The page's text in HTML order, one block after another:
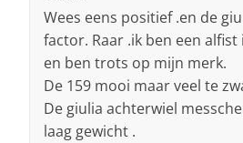
Wees eens positief .en de
factor. Raar .ik ben een
en ben trots op mijn merk.
De 159 mooi maar veel te
De giulia achterwiel
laag gewicht .